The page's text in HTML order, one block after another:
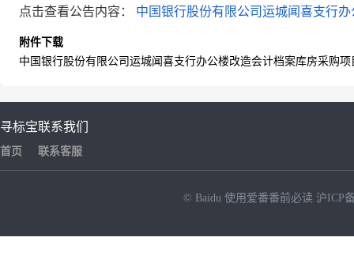
点击查看公告内容： 中国银行股份有限公司运城闻喜支行
附件下载
中国银行股份有限公司运城闻喜支行办公楼改造会计档案库房采购
寻标宝
首页
联系我们
联系客服
© Baidu 使用爱番番前必读 沪ICP